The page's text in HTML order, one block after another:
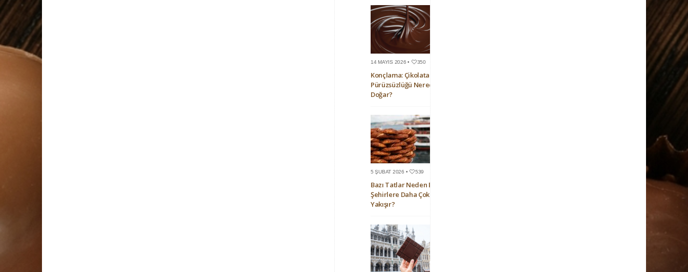
14 MAYIS 2026 • 350
Konçlama: Çikolatanın
Pürüzsüzlüğü Nerede
Doğar?
5 ŞUBAT 2026 • 539
Bazı Tatlar Neden Bazı
Şehirlere Daha Çok
Yakışır?